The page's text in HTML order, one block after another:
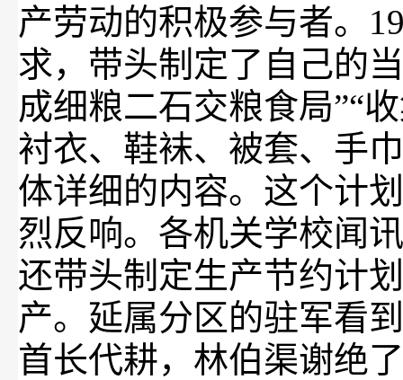
产劳动的积极参与者。
求，带头制定了自己的
成细粮二石交粮食局”“
衬衣、鞋袜、被套、手
体详细的内容。这个计
烈反响。各机关学校闻
还带头制定生产节约计
产。延属分区的驻军看
首长代耕，林伯渠谢绝